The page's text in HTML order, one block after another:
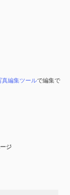
真編集ツールで編集で
ジ